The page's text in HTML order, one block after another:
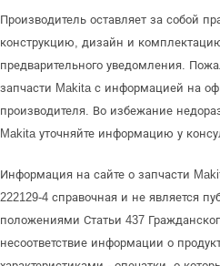
Производитель оставляет за собой
конструкцию, дизайн и
предварительного уведомления.
запчасти Makita с информацией на
производителя. Во избежание
Makita уточняйте информацию у
Информация на сайте о запчасти
222129-4 справочная и не является
положениями Статьи 437
несоответствие информации о